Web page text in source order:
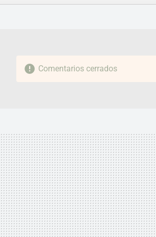
FACEBOOKTWITTERFLIPBOARD
E-
WHATSAPP
Comentarios cerrados